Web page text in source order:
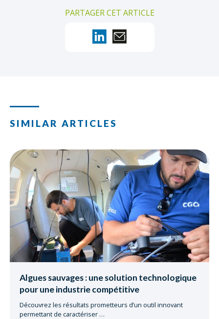
PARTAGER CET ARTICLE
SIMILAR ARTICLES
Algues sauvages : une solution technologique
pour une industrie compétitive
Découvrez les résultats prometteurs d’un outil innovant
permettant de caractériser …